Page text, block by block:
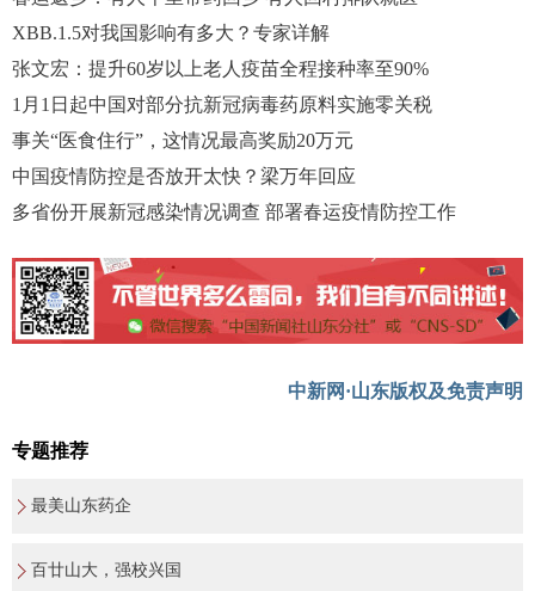
XBB.1.5对我国影响有多大？专家详解
张文宏：提升60岁以上老人疫苗全程接种率至90%
1月1日起中国对部分抗新冠病毒药原料实施零关税
事关“医食住行”，这情况最高奖励20万元
中国疫情防控是否放开太快？梁万年回应
多省份开展新冠感染情况调查 部署春运疫情防控工作
中新网·山东版权及免责声明
专题推荐
最美山东药企
百廿山大，强校兴国